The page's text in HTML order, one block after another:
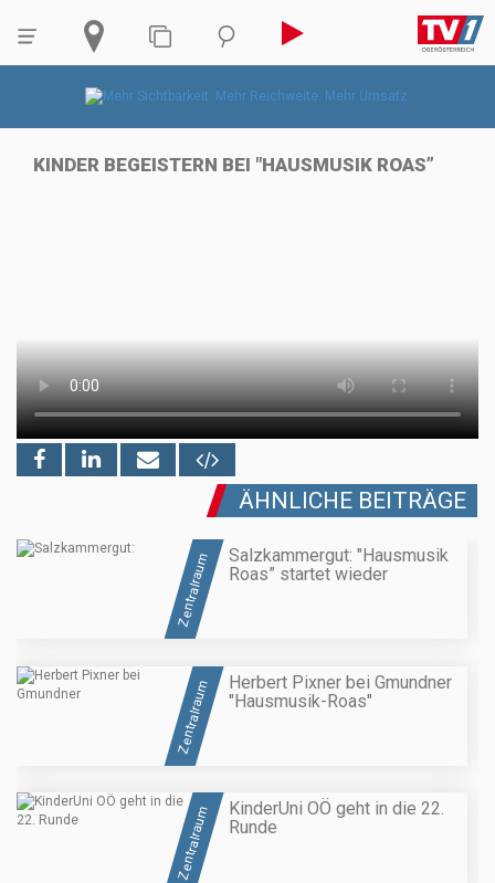
KINDER BEGEISTERN BEI "HAUSMUSIK ROAS”
ÄHNLICHE BEITRÄGE
Zentralraum
Salzkammergut: "Hausmusik
Roas” startet wieder
Zentralraum
Herbert Pixner bei Gmundner
"Hausmusik-Roas"
Zentralraum
KinderUni OÖ geht in die 22.
Runde